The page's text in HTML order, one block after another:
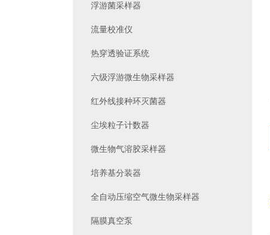
浮游菌采样器
流量校准仪
热穿透验证系统
六级浮游微生物采样器
红外线接种环灭菌器
尘埃粒子计数器
微生物气溶胶采样器
培养基分装器
全自动压缩空气微生物采样器
隔膜真空泵